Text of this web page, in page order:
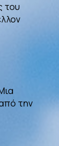
του
την